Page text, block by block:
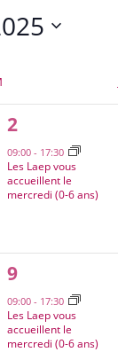
MERCREDI
1
évènement,
2
09:00- 17:30
Les Laep vous
accueillent le
mercredi (0-6 ans)
1
évènement,
9
09:00- 17:30
Les Laep vous
accueillent le
mercredi (0-6 ans)